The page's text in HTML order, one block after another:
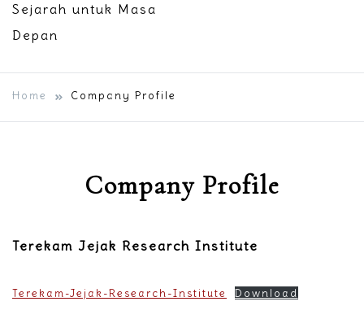
Sejarah untuk Masa
Depan
Home Company Profile
Company Profile
Terekam Jejak Research Institute
Terekam-Jejak-Research-Institute Download